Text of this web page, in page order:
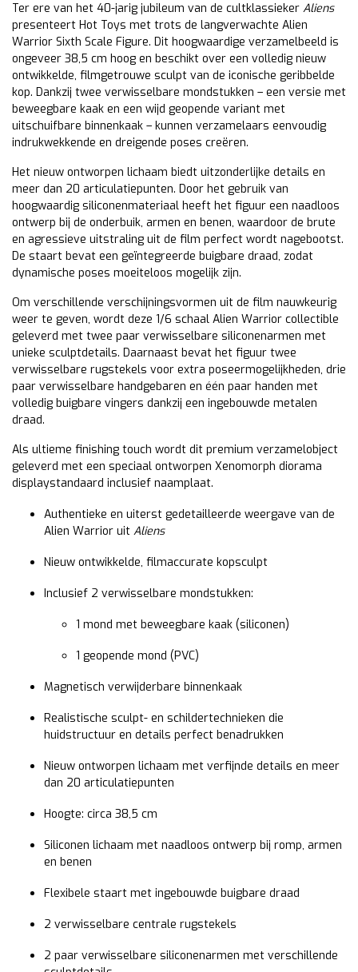
Ter ere van het 40-jarig jubileum van de cultklassieker Aliens
presenteert Hot Toys met trots de langverwachte Alien
Warrior Sixth Scale Figure. Dit hoogwaardige verzamelbeeld is
ongeveer 38,5 cm hoog en beschikt over een volledig nieuw
ontwikkelde, filmgetrouwe sculpt van de iconische geribbelde
kop. Dankzij twee verwisselbare mondstukken – een versie met
beweegbare kaak en een wijd geopende variant met
uitschuifbare binnenkaak – kunnen verzamelaars eenvoudig
indrukwekkende en dreigende poses creëren.
Het nieuw ontworpen lichaam biedt uitzonderlijke details en
meer dan 20 articulatiepunten. Door het gebruik van
hoogwaardig siliconenmateriaal heeft het figuur een naadloos
ontwerp bij de onderbuik, armen en benen, waardoor de brute
en agressieve uitstraling uit de film perfect wordt nagebootst.
De staart bevat een geïntegreerde buigbare draad, zodat
dynamische poses moeiteloos mogelijk zijn.
Om verschillende verschijningsvormen uit de film nauwkeurig
weer te geven, wordt deze 1/6 schaal Alien Warrior collectible
geleverd met twee paar verwisselbare siliconenarmen met
unieke sculptdetails. Daarnaast bevat het figuur twee
verwisselbare rugstekels voor extra poseermogelijkheden, drie
paar verwisselbare handgebaren en één paar handen met
volledig buigbare vingers dankzij een ingebouwde metalen
draad.
Als ultieme finishing touch wordt dit premium verzamelobject
geleverd met een speciaal ontworpen Xenomorph diorama
displaystandaard inclusief naamplaat.
Authentieke en uiterst gedetailleerde weergave van de
Alien Warrior uit Aliens
Nieuw ontwikkelde, filmaccurate kopsculpt
Inclusief 2 verwisselbare mondstukken:
1 mond met beweegbare kaak (siliconen)
1 geopende mond (PVC)
Magnetisch verwijderbare binnenkaak
Realistische sculpt- en schildertechnieken die
huidstructuur en details perfect benadrukken
Nieuw ontworpen lichaam met verfijnde details en meer
dan 20 articulatiepunten
Hoogte: circa 38,5 cm
Siliconen lichaam met naadloos ontwerp bij romp, armen
en benen
Flexibele staart met ingebouwde buigbare draad
2 verwisselbare centrale rugstekels
2 paar verwisselbare siliconenarmen met verschillende